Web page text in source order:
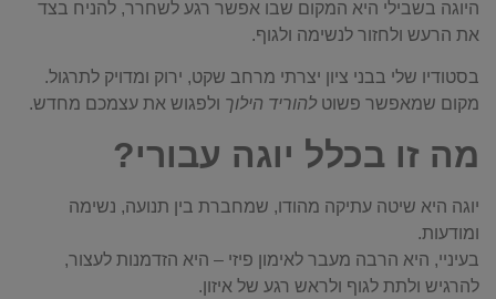
היוגה בשבילי היא המקום שבו אפשר רגע לשחרר, להניח בצד
את הרעש ולחזור לנשימה ולגוף.
בסטודיו שלי בבני ציון יצרתי מרחב שקט, ירוק ומדויק לתרגול.
מקום שמאפשר פשוט להוריד הילוך ולפגוש את עצמכם מחדש.
מה זו בכלל יוגה עבורי?
יוגה היא שיטה עתיקה מהודו, שמחברת בין תנועה, נשימה
ומודעות.
בעיניי, היא הרבה מעבר לאימון פיזי – היא הזדמנות לעצור,
להרגיש ולתת לגוף ולראש רגע של איזון.